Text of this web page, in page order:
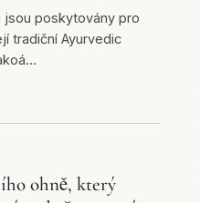
jsou poskytovány pro
tradiční Ayurvedic
ohně, který